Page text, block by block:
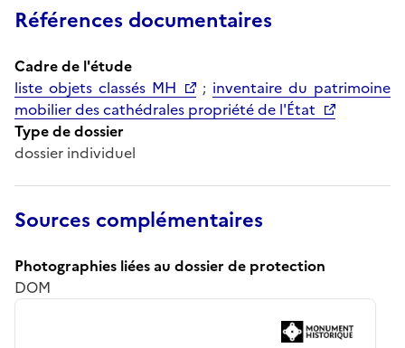
Références documentaires
Cadre de l'étude
liste objets classés MH
; inventaire du patrimoine
mobilier des cathédrales propriété de l'État
Type de dossier
dossier individuel
Sources complémentaires
Photographies liées au dossier de protection
DOM